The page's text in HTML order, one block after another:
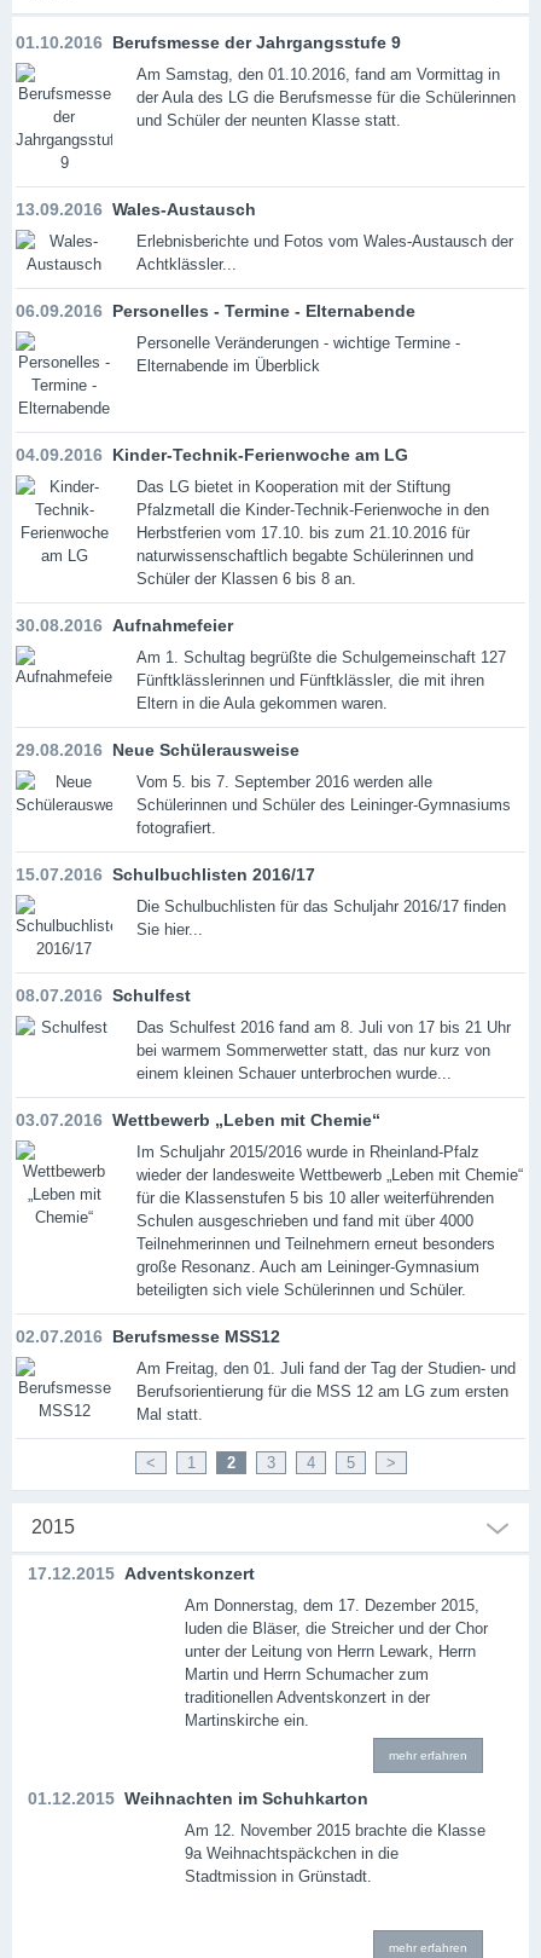
01.10.2016 Berufsmesse der Jahrgangsstufe 9
Am Samstag, den 01.10.2016, fand am Vormittag in
der Aula des LG die Berufsmesse für die Schülerinnen
und Schüler der neunten Klasse statt.
13.09.2016 Wales-Austausch
Erlebnisberichte und Fotos vom Wales-Austausch der
Achtklässler...
06.09.2016 Personelles - Termine - Elternabende
Personelle Veränderungen - wichtige Termine -
Elternabende im Überblick
04.09.2016 Kinder-Technik-Ferienwoche am LG
Das LG bietet in Kooperation mit der Stiftung
Pfalzmetall die Kinder-Technik-Ferienwoche in den
Herbstferien vom 17.10. bis zum 21.10.2016 für
naturwissenschaftlich begabte Schülerinnen und
Schüler der Klassen 6 bis 8 an.
30.08.2016 Aufnahmefeier
Am 1. Schultag begrüßte die Schulgemeinschaft 127
Fünftklässlerinnen und Fünftklässler, die mit ihren
Eltern in die Aula gekommen waren.
29.08.2016 Neue Schülerausweise
Vom 5. bis 7. September 2016 werden alle
Schülerinnen und Schüler des Leininger-Gymnasiums
fotografiert.
15.07.2016 Schulbuchlisten 2016/17
Die Schulbuchlisten für das Schuljahr 2016/17 finden
Sie hier...
08.07.2016 Schulfest
Das Schulfest 2016 fand am 8. Juli von 17 bis 21 Uhr
bei warmem Sommerwetter statt, das nur kurz von
einem kleinen Schauer unterbrochen wurde...
03.07.2016 Wettbewerb „Leben mit Chemie“
Im Schuljahr 2015/2016 wurde in Rheinland-Pfalz
wieder der landesweite Wettbewerb „Leben mit Chemie“
für die Klassenstufen 5 bis 10 aller weiterführenden
Schulen ausgeschrieben und fand mit über 4000
Teilnehmerinnen und Teilnehmern erneut besonders
große Resonanz. Auch am Leininger-Gymnasium
beteiligten sich viele Schülerinnen und Schüler.
02.07.2016 Berufsmesse MSS12
Am Freitag, den 01. Juli fand der Tag der Studien- und
Berufsorientierung für die MSS 12 am LG zum ersten
Mal statt.
< 1 2 3 4 5 >
2015
17.12.2015 Adventskonzert
Am Donnerstag, dem 17. Dezember 2015,
luden die Bläser, die Streicher und der Chor
unter der Leitung von Herrn Lewark, Herrn
Martin und Herrn Schumacher zum
traditionellen Adventskonzert in der
Martinskirche ein.
mehr erfahren
01.12.2015 Weihnachten im Schuhkarton
Am 12. November 2015 brachte die Klasse
9a Weihnachtspäckchen in die
Stadtmission in Grünstadt.
mehr erfahren